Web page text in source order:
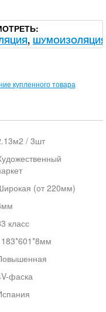
ШУМОИЗОЛЯЦИЯ
купленного товара
/ 3шт
(от 220мм)
класс
фаска